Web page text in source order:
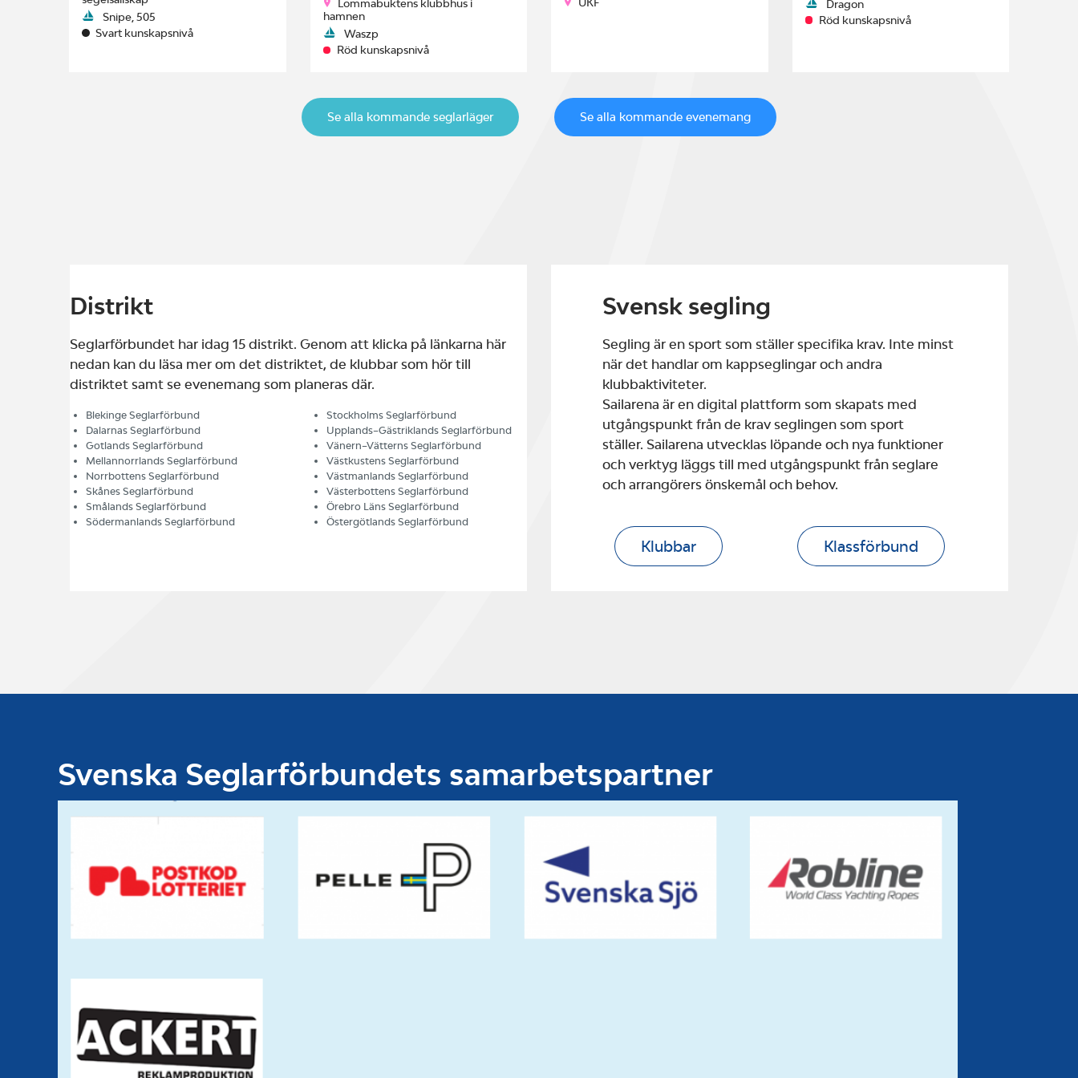
Snipe, 505
Svart kunskapsnivå
Lommabuktens klubbhus i
hamnen
Waszp
Röd kunskapsnivå
Dragon
Röd kunskapsnivå
Se alla kommande seglarläger Se alla kommande evenemang
Distrikt
Seglarförbundet har idag 15 distrikt. Genom att klicka på länkarna här
nedan kan du läsa mer om det distriktet, de klubbar som hör till
distriktet samt se evenemang som planeras där.
Blekinge Seglarförbund
Dalarnas Seglarförbund
Gotlands Seglarförbund
Mellannorrlands Seglarförbund
Norrbottens Seglarförbund
Skånes Seglarförbund
Smålands Seglarförbund
Södermanlands Seglarförbund
Stockholms Seglarförbund
Upplands–Gästriklands Seglarförbund
Vänern–Vätterns Seglarförbund
Västkustens Seglarförbund
Västmanlands Seglarförbund
Västerbottens Seglarförbund
Örebro Läns Seglarförbund
Östergötlands Seglarförbund
Svensk segling
Segling är en sport som ställer specifika krav. Inte minst
när det handlar om kappseglingar och andra
klubbaktiviteter.
Sailarena är en digital plattform som skapats med
utgångspunkt från de krav seglingen som sport
ställer. Sailarena utvecklas löpande och nya funktioner
och verktyg läggs till med utgångspunkt från seglare
och arrangörers önskemål och behov.
Klubbar Klassförbund
Svenska Seglarförbundets samarbetspartner